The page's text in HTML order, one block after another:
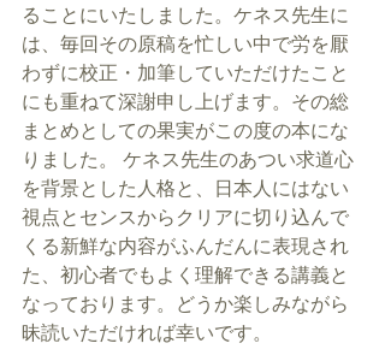
ることにいたしました。ケネス先生に
は、毎回その原稿を忙しい中で労を厭
わずに校正・加筆していただけたこと
にも重ねて深謝申し上げます。その総
まとめとしての果実がこの度の本にな
りました。 ケネス先生のあつい求道心
を背景とした人格と、日本人にはない
視点とセンスからクリアに切り込んで
くる新鮮な内容がふんだんに表現され
た、初心者でもよく理解できる講義と
なっております。どうか楽しみながら
昧読いただければ幸いです。